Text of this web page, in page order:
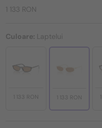
1 133 RON
Culoare: Laptelui
1 133 RON 1 133 RON